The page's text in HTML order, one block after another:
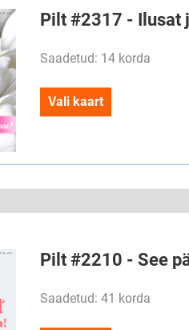
Pilt #2317 - Ilusat
Saadetud: 14 korda
Vali kaart
Pilt #2210 - See
Saadetud: 41 korda